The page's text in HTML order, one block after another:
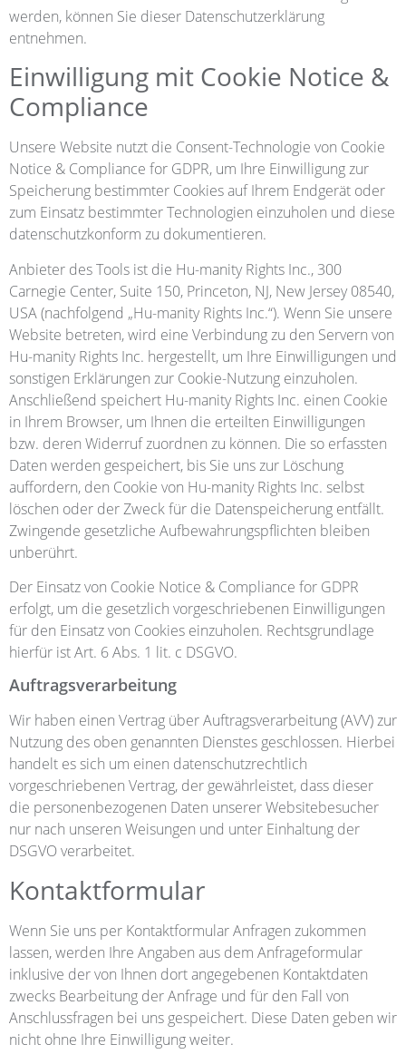
werden, können Sie dieser Datenschutzerklärung
entnehmen.
Einwilligung mit Cookie Notice &
Compliance
Unsere Website nutzt die Consent-Technologie von Cookie
Notice & Compliance for GDPR, um Ihre Einwilligung zur
Speicherung bestimmter Cookies auf Ihrem Endgerät oder
zum Einsatz bestimmter Technologien einzuholen und diese
datenschutzkonform zu dokumentieren.
Anbieter des Tools ist die Hu-manity Rights Inc., 300
Carnegie Center, Suite 150, Princeton, NJ, New Jersey 08540,
USA (nachfolgend „Hu-manity Rights Inc.“). Wenn Sie unsere
Website betreten, wird eine Verbindung zu den Servern von
Hu-manity Rights Inc. hergestellt, um Ihre Einwilligungen und
sonstigen Erklärungen zur Cookie-Nutzung einzuholen.
Anschließend speichert Hu-manity Rights Inc. einen Cookie
in Ihrem Browser, um Ihnen die erteilten Einwilligungen
bzw. deren Widerruf zuordnen zu können. Die so erfassten
Daten werden gespeichert, bis Sie uns zur Löschung
auffordern, den Cookie von Hu-manity Rights Inc. selbst
löschen oder der Zweck für die Datenspeicherung entfällt.
Zwingende gesetzliche Aufbewahrungspflichten bleiben
unberührt.
Der Einsatz von Cookie Notice & Compliance for GDPR
erfolgt, um die gesetzlich vorgeschriebenen Einwilligungen
für den Einsatz von Cookies einzuholen. Rechtsgrundlage
hierfür ist Art. 6 Abs. 1 lit. c DSGVO.
Auftragsverarbeitung
Wir haben einen Vertrag über Auftragsverarbeitung (AVV) zur
Nutzung des oben genannten Dienstes geschlossen. Hierbei
handelt es sich um einen datenschutzrechtlich
vorgeschriebenen Vertrag, der gewährleistet, dass dieser
die personenbezogenen Daten unserer Websitebesucher
nur nach unseren Weisungen und unter Einhaltung der
DSGVO verarbeitet.
Kontaktformular
Wenn Sie uns per Kontaktformular Anfragen zukommen
lassen, werden Ihre Angaben aus dem Anfrageformular
inklusive der von Ihnen dort angegebenen Kontaktdaten
zwecks Bearbeitung der Anfrage und für den Fall von
Anschlussfragen bei uns gespeichert. Diese Daten geben wir
nicht ohne Ihre Einwilligung weiter.